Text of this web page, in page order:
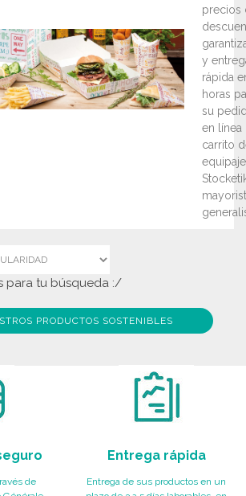
precios
y
rápida
horas
su
en línea
carrito
para tu búsqueda :/
PRODUCTOS SOSTENIBLES
de
Entrega rápida
Entrega de sus productos en un